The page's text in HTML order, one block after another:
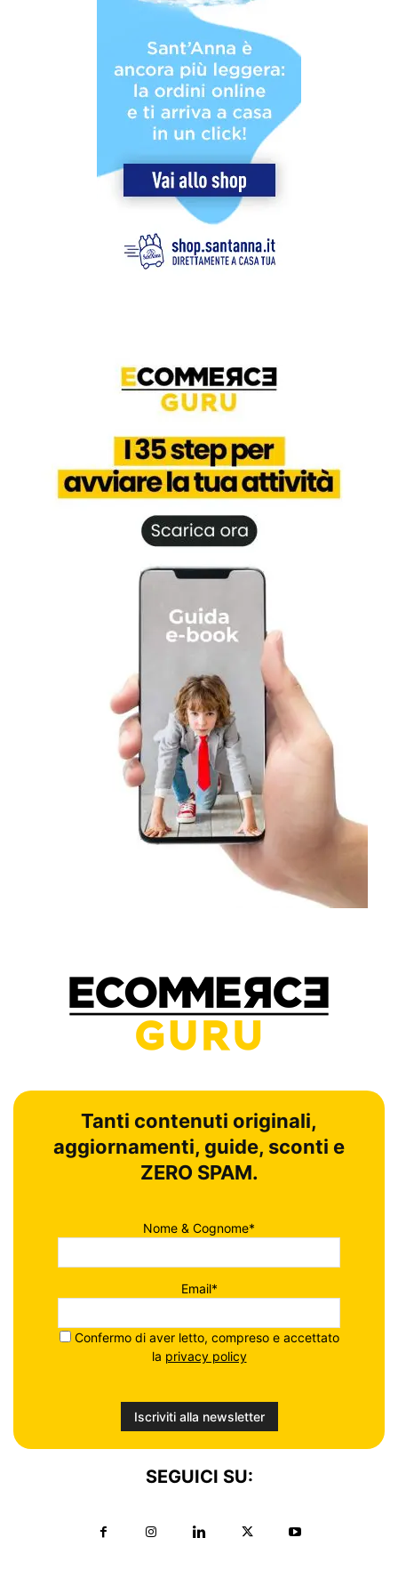
Tanti contenuti originali,
aggiornamenti, guide, sconti e
ZERO SPAM.
Nome & Cognome*
Email*
Confermo di aver letto, compreso e accettato
la privacy policy
SEGUICI SU: